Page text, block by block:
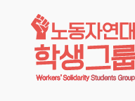
콘텐츠로
바로가기